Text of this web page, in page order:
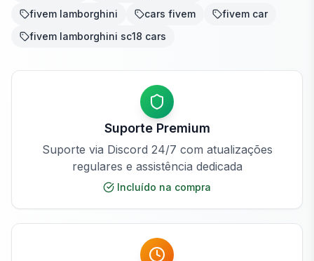
fivem lamborghini
cars fivem
fivem car
fivem lamborghini sc18 cars
Suporte Premium
Suporte via Discord 24/7 com atualizações
regulares e assistência dedicada
Incluído na compra